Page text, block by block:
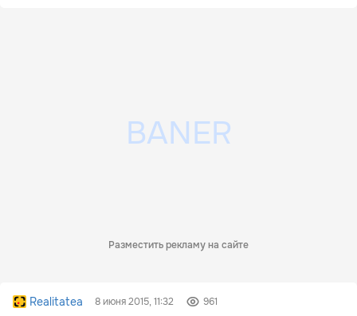
Разместить рекламу на сайте
Realitatea 8 июня 2015, 11:32 961